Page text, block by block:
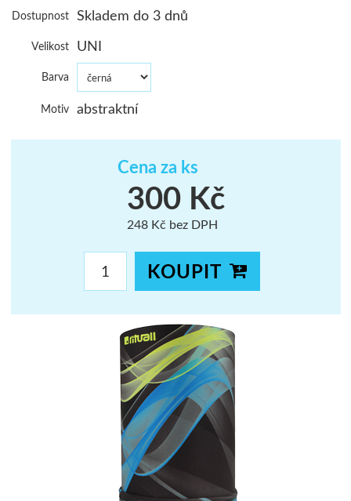
Dostupnost Skladem do 3 dnů
Velikost UNI
Barva
Motiv abstraktní
Cena za ks
300 Kč
248 Kč bez DPH
KOUPIT